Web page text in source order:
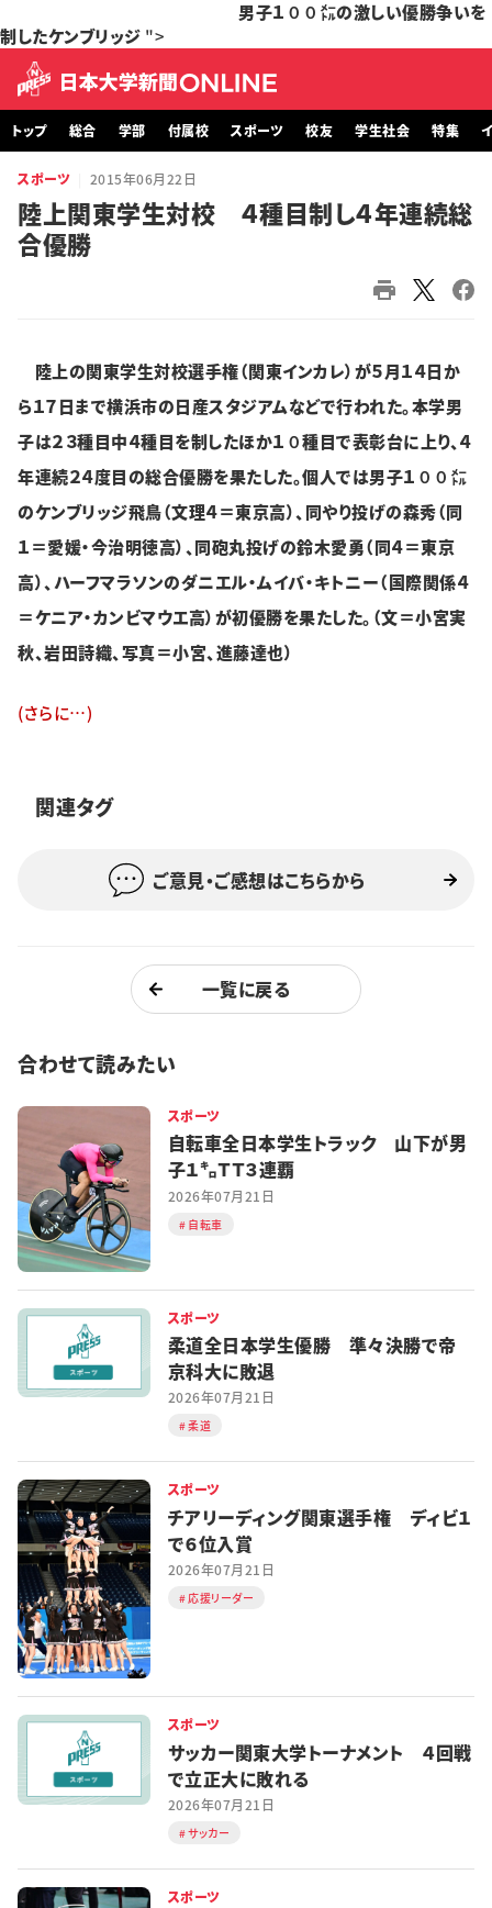
男子１００㍍の激しい優勝争いを
制したケンブリッジ ">
トップ
総合
スポーツ
学生社会
イベント
トップ 総合 学部 付属校 スポーツ 校友 学生社会 特集
スポーツ 2015年06月22日
陸上関東学生対校 ４種目制し４年連続総
合優勝
陸上の関東学生対校選手権（関東インカレ）が５月１４日か
ら１７日まで横浜市の日産スタジアムなどで行われた。本学男
子は２３種目中４種目を制したほか１０種目で表彰台に上り、４
年連続２４度目の総合優勝を果たした。個人では男子１００㍍
のケンブリッジ飛鳥（文理４＝東京高）、同やり投げの森秀（同
１＝愛媛・今治明徳高）、同砲丸投げの鈴木愛勇（同４＝東京
高）、ハーフマラソンのダニエル・ムイバ・キトニー（国際関係４
＝ケニア・カンビマウエ高）が初優勝を果たした。（文＝小宮実
秋、岩田詩織、写真＝小宮、進藤達也）
(さらに…)
関連タグ
ご意見・ご感想はこちらから
一覧に戻る
合わせて読みたい
スポーツ
自転車全日本学生トラック 山下が男
子１㌔ＴＴ３連覇
2026年07月21日
自転車
スポーツ
柔道全日本学生優勝 準々決勝で帝
京科大に敗退
2026年07月21日
柔道
スポーツ
チアリーディング関東選手権 ディビ１
で６位入賞
2026年07月21日
応援リーダー
スポーツ
サッカー関東大学トーナメント ４回戦
で立正大に敗れる
2026年07月21日
サッカー
スポーツ